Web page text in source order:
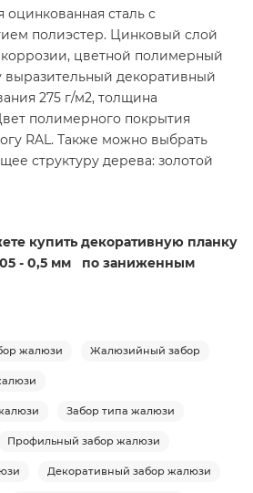
сталь с
полиэстер. Цинковый слой
цветной полимерный
выразительный декоративный
275 г/м2, толщина
полимерного покрытия
RAL. Также можно выбрать
структуру дерева: золотой
купить декоративную планку
- 0,5 мм по заниженным
жалюзи Жалюзийный забор
Забор типа жалюзи
Профильный забор жалюзи
Декоративный забор жалюзи